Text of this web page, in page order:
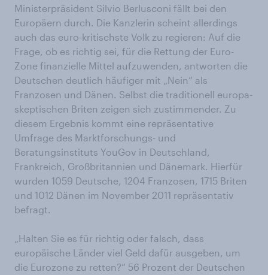
Ministerpräsident Silvio Berlusconi fällt bei den
Europäern durch. Die Kanzlerin scheint allerdings
auch das euro-kritischste Volk zu regieren: Auf die
Frage, ob es richtig sei, für die Rettung der Euro-
Zone finanzielle Mittel aufzuwenden, antworten die
Deutschen deutlich häufiger mit „Nein“ als
Franzosen und Dänen. Selbst die traditionell europa-
skeptischen Briten zeigen sich zustimmender. Zu
diesem Ergebnis kommt eine repräsentative
Umfrage des Marktforschungs- und
Beratungsinstituts YouGov in Deutschland,
Frankreich, Großbritannien und Dänemark. Hierfür
wurden 1059 Deutsche, 1204 Franzosen, 1715 Briten
und 1012 Dänen im November 2011 repräsentativ
befragt.
„Halten Sie es für richtig oder falsch, dass
europäische Länder viel Geld dafür ausgeben, um
die Eurozone zu retten?“ 56 Prozent der Deutschen